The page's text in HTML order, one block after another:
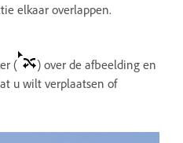
elkaar overlappen.
(
) over de afbeelding en
u wilt verplaatsen of